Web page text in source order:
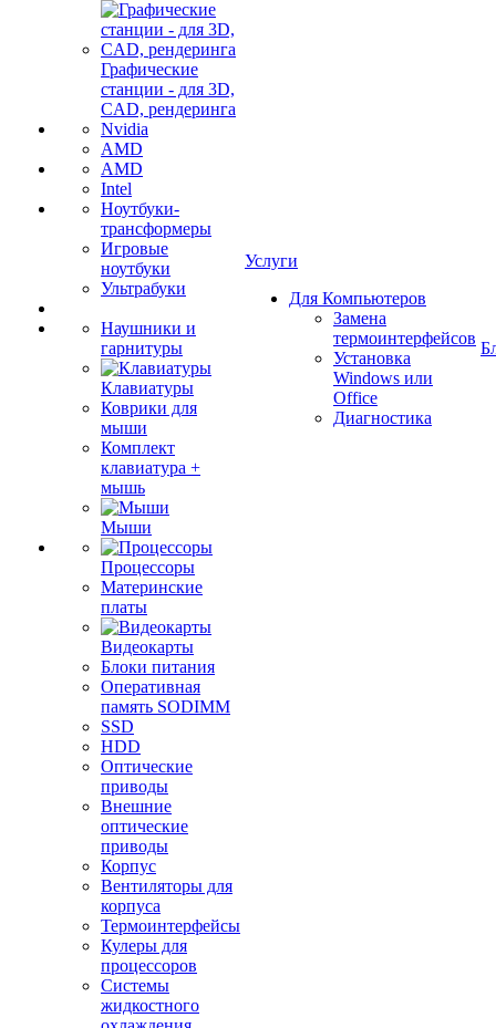
Графические
станции - для 3D,
CAD, рендеринга
Nvidia
AMD
AMD
Intel
Ноутбуки-
трансформеры
Игровые
ноутбуки
Ультрабуки
Наушники и
гарнитуры
Клавиатуры
Коврики для
мыши
Комплект
клавиатура +
мышь
Мыши
Процессоры
Материнские
платы
Видеокарты
Блоки питания
Оперативная
память SODIMM
SSD
HDD
Оптические
приводы
Внешние
оптические
приводы
Корпус
Вентиляторы для
корпуса
Термоинтерфейсы
Кулеры для
процессоров
Системы
жидкостного
Услуги
Для Компьютеров
Замена
термоинтерфейсов
Установка
Windows или
Office
Диагностика